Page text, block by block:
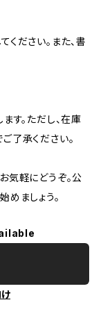
ださい。また、書
す。ただし、在庫
了承ください。
気軽にどうぞ。公
ましょう。